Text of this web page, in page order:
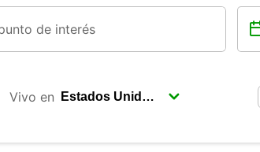
Vivo en